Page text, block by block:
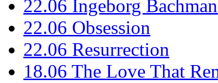
22.06 Ingeborg
22.06 Obsession
22.06 Resurrection
18.06 The Love That